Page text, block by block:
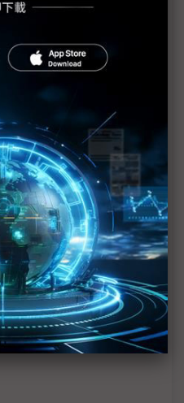
食物卻爆輻射問題
正常 唯隱憂仍存
額估將超過1兆日圓
灑水作業
廠整體情況正逐漸改善
電源修復全面展開
應爐冷卻系統接通電纜